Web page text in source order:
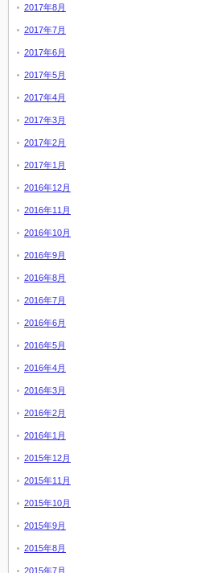
2017年8月
2017年7月
2017年6月
2017年5月
2017年4月
2017年3月
2017年2月
2017年1月
2016年12月
2016年11月
2016年10月
2016年9月
2016年8月
2016年7月
2016年6月
2016年5月
2016年4月
2016年3月
2016年2月
2016年1月
2015年12月
2015年11月
2015年10月
2015年9月
2015年8月
2015年7月